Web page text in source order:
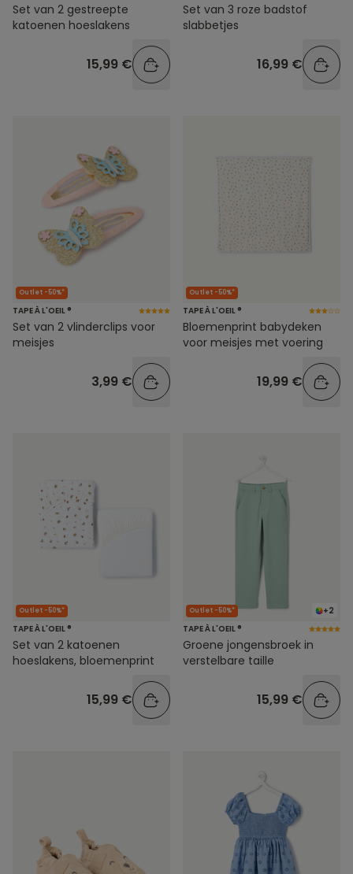
Set van 2 gestreepte
katoenen hoeslakens
15,99 €
Set van 3 roze badstof
slabbetjes
16,99 €
Outlet -50%*
TAPE À L'OEIL ®
Set van 2 vlinderclips voor
meisjes
3,99 €
Outlet -50%*
TAPE À L'OEIL ®
Bloemenprint babydeken
voor meisjes met voering
19,99 €
Outlet -50%*
TAPE À L'OEIL ®
Set van 2 katoenen
hoeslakens, bloemenprint
15,99 €
+2
Outlet -50%*
TAPE À L'OEIL ®
Groene jongensbroek in
verstelbare taille
15,99 €